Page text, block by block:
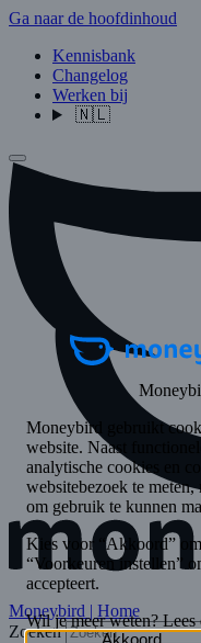
Ga naar de hoofdinhoud
Kennisbank
Changelog
Werken bij
🇳🇱
Moneybird | Home
Zoeken